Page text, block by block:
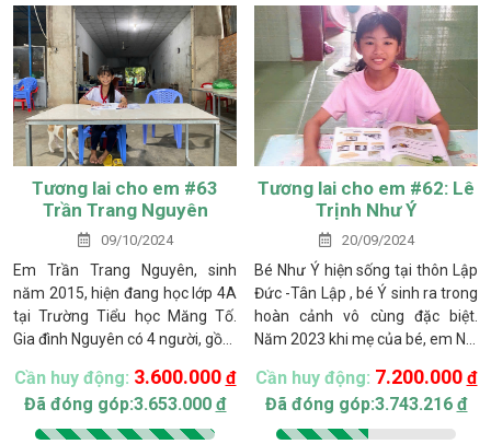
thần Biên Hòa.
Tương lai cho em #63
Trần Trang Nguyên
09/10/2024
Em Trần Trang Nguyên, sinh
năm 2015, hiện đang học lớp 4A
tại Trường Tiểu học Măng Tố.
Gia đình Nguyên có 4 người, gồm
xã Măng Tố, huyện Tánh Linh,
tỉnh Bình Thuận. Gia đình thuộc
diện hộ nghèo của địa phương.
Cần huy động: 3.600.000 đ
Đã đóng góp:3.653.000 đ
Tương lai cho em #62: Lê
Trịnh Như Ý
20/09/2024
Bé Như Ý hiện sống tại thôn Lập
Đức -Tân Lập , bé Ý sinh ra trong
hoàn cảnh vô cùng đặc biệt.
Năm 2023 khi mẹ của bé, em Na,
thông nghiêm trọng trong lúc
mang thai bé Như Ý mà không
hề hay biết, em Na bị chấn
Cần huy động: 7.200.000 đ
Đã đóng góp:3.743.216 đ